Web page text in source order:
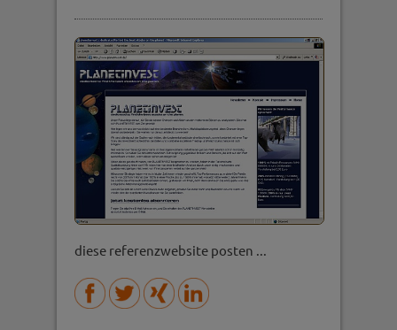
diese referenzwebsite posten ...